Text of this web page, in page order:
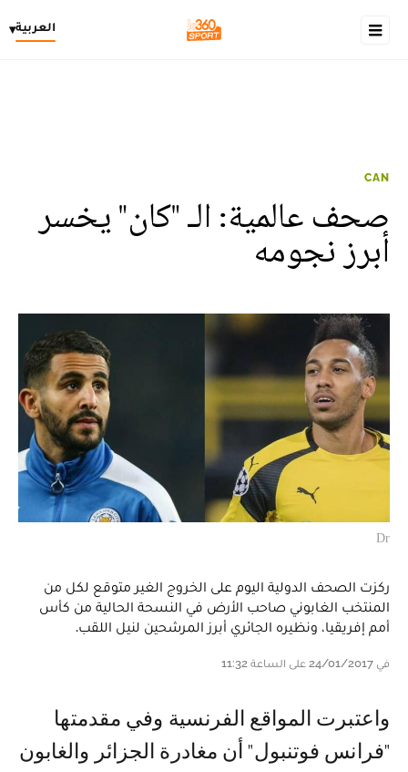
العربية▾
CAN
صحف عالمية: الـ "كان" يخسر
أبرز نجومه
Dr
ركزت الصحف الدولية اليوم على الخروج الغير متوقع لكل من
المنتخب الغابوني صاحب الأرض في النسحة الحالية من كأس
أمم إفريقيا، ونظيره الجائري أبرز المرشحين لنيل اللقب.
في 24/01/2017 على الساعة 11:32
واعتبرت المواقع الفرنسية وفي مقدمتها
"فرانس فوتنبول" أن مغادرة الجزائر والغابون